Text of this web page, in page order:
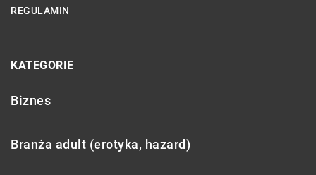
REGULAMIN
KATEGORIE
Biznes
Branża adult (erotyka, hazard)